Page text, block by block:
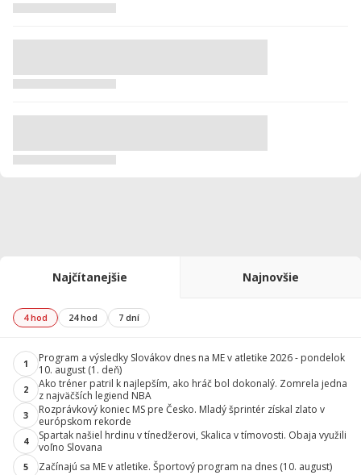
Najčítanejšie Najnovšie
4 hod 24 hod 7 dní
1
Program a výsledky Slovákov dnes na ME v atletike 2026 - pondelok
10. august (1. deň)
2
Ako tréner patril k najlepším, ako hráč bol dokonalý. Zomrela jedna
z najväčších legiend NBA
3
Rozprávkový koniec MS pre Česko. Mladý šprintér získal zlato v
európskom rekorde
4
Spartak našiel hrdinu v tínedžerovi, Skalica v tímovosti. Obaja využili
voľno Slovana
5 Začínajú sa ME v atletike. Športový program na dnes (10. august)